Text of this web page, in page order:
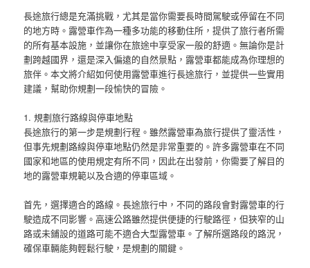
長途旅行總是充滿挑戰，尤其是當你需要長時間駕駛或停留在不同
的地方時。露營車作為一種多功能的移動住所，提供了旅行者所需
的所有基本設施，並讓你在旅途中享受家一般的舒適。無論你是計
劃跨越國界，還是深入偏遠的自然景點，露營車都能成為你理想的
旅伴。本文將介紹如何使用露營車進行長途旅行，並提供一些實用
建議，幫助你規劃一段愉快的冒險。
1. 規劃旅行路線與停車地點
長途旅行的第一步是規劃行程。雖然露營車為旅行提供了靈活性，
但事先規劃路線與停車地點仍然是非常重要的。許多露營車在不同
國家和地區的使用規定有所不同，因此在出發前，你需要了解目的
地的露營車規範以及合適的停車區域。
首先，選擇適合的路線。長途旅行中，不同的路段會對露營車的行
駛造成不同影響。高速公路雖然提供便捷的行駛路徑，但狹窄的山
路或未鋪設的道路可能不適合大型露營車。了解所選路段的路況，
確保車輛能夠輕鬆行駛，是規劃的關鍵。